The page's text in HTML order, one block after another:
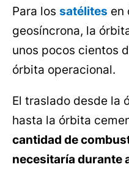
Para los satélites en
geosíncrona, la
unos pocos cientos
órbita operacional.
El traslado desde la
hasta la órbita
cantidad de
necesitaría durante